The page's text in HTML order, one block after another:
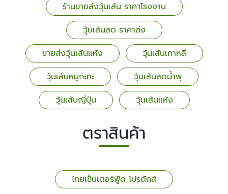
ร้านขายส่งวุ้นเส้น ราคาโรงงาน
วุ้นเส้นสด ราคาส่ง
ขายส่งวุ้นเส้นแห้ง
วุ้นเส้นเกาหลี
วุ้นเส้นหมูกะทะ
วุ้นเส้นสดน้ำพุ
วุ้นเส้นญี่ปุ่น
วุ้นเส้นแห้ง
ตราสินค้า
ไทยเซ็นเตอร์ฟู้ด โปรดักส์